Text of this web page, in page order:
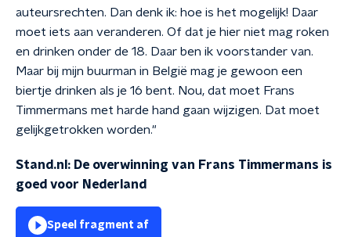
auteursrechten. Dan denk ik: hoe is het mogelijk! Daar
moet iets aan veranderen. Of dat je hier niet mag roken
en drinken onder de 18. Daar ben ik voorstander van.
Maar bij mijn buurman in België mag je gewoon een
biertje drinken als je 16 bent. Nou, dat moet Frans
Timmermans met harde hand gaan wijzigen. Dat moet
gelijkgetrokken worden."
Stand.nl: De overwinning van Frans Timmermans is
goed voor Nederland
Speel fragment af